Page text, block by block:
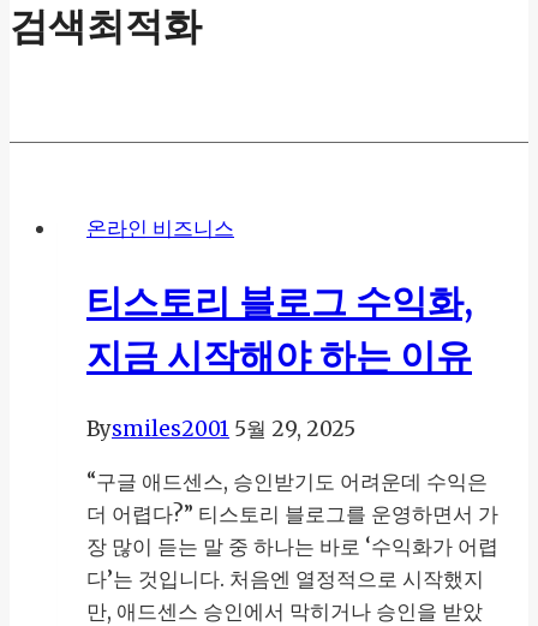
검색최적화
온라인 비즈니스
티스토리 블로그 수익화,
지금 시작해야 하는 이유
Bysmiles2001 5월 29, 2025
“구글 애드센스, 승인받기도 어려운데 수익은
더 어렵다?” 티스토리 블로그를 운영하면서 가
장 많이 듣는 말 중 하나는 바로 ‘수익화가 어렵
다’는 것입니다. 처음엔 열정적으로 시작했지
만, 애드센스 승인에서 막히거나 승인을 받았